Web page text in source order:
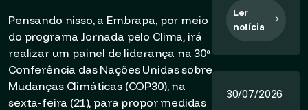
Pensando nisso, a Embrapa, por meio
do programa Jornada pelo Clima, irá
realizar um painel de liderança na 30ª
Conferência das Nações Unidas sobre
Mudanças Climáticas (COP30), na
sexta-feira (21), para propor medidas
Ler
notícia
30/07/2026